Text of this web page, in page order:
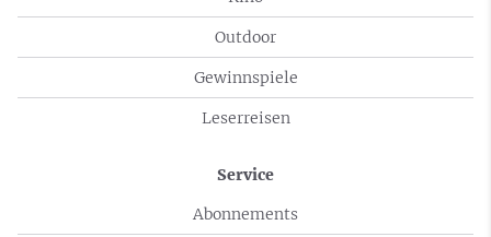
Outdoor
Gewinnspiele
Leserreisen
Service
Abonnements